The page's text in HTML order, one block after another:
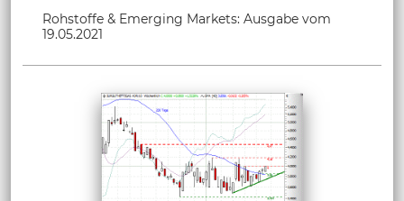
Rohstoffe & Emerging Markets: Ausgabe vom
19.05.2021